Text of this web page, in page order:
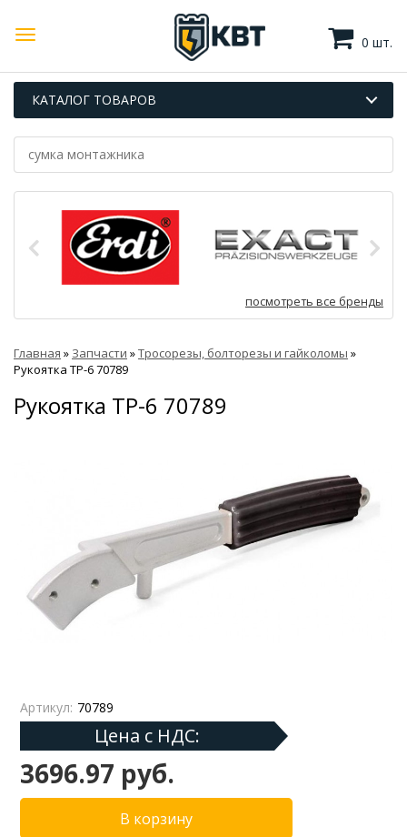
0 шт.
КАТАЛОГ ТОВАРОВ
посмотреть все бренды
Главная » Запчасти »Тросорезы, болторезы и гайколомы »
Рукоятка ТР-6 70789
Рукоятка ТР-6 70789
Артикул: 70789
Цена с НДС:
3696.97 руб.